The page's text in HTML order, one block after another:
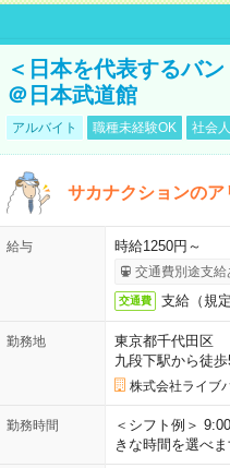
＜日本を代表するバ
＠日本武道館
アルバイト 職種未経験OK 社会
サカナクションのア
給与 時給1250円～
交通費別途支給
交通費 支給（規定
勤務地
東京都千代田区
九段下駅から徒
株式会社ライブ
勤務時間
＜シフト例＞
きな時間を選べ